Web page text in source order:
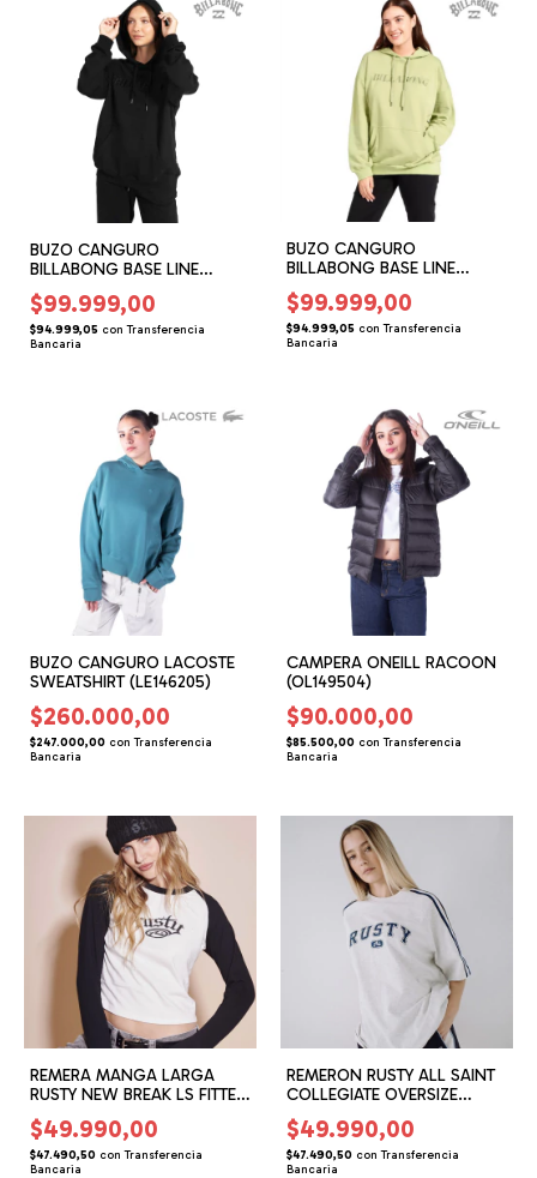
BUZO CANGURO
BILLABONG BASE LINE
(BG146313)
$99.999,00
$94.999,05 con Transferencia
Bancaria
BUZO CANGURO
BILLABONG BASE LINE
(BG146314)
$99.999,00
$94.999,05 con Transferencia
Bancaria
BUZO CANGURO LACOSTE
SWEATSHIRT (LE146205)
$260.000,00
$247.000,00 con Transferencia
Bancaria
CAMPERA ONEILL RACOON
(OL149504)
$90.000,00
$85.500,00 con Transferencia
Bancaria
REMERA MANGA LARGA
RUSTY NEW BREAK LS FITTED
(RG165206)
$49.990,00
$47.490,50 con Transferencia
Bancaria
REMERON RUSTY ALL SAINT
COLLEGIATE OVERSIZE
(RG165802)
$49.990,00
$47.490,50 con Transferencia
Bancaria